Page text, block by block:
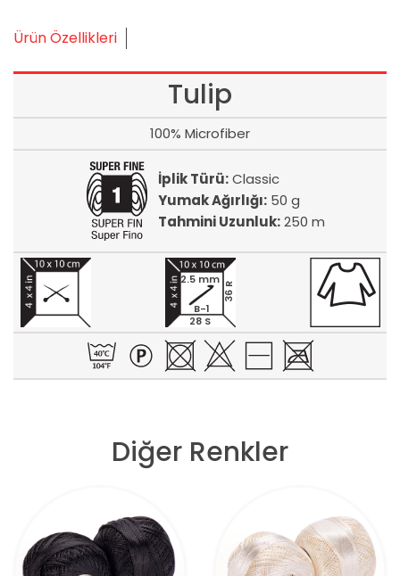
Ürün Özellikleri
Tulip
100% Microfiber
İplik Türü:Classic
Yumak Ağırlığı:50 g
Tahmini Uzunluk:250 m
28 S
36 R
2.5 mm
B-1
Diğer Renkler